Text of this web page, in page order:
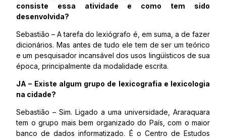
consiste essa atividade e como tem sido
desenvolvida?
Sebastião – A tarefa do lexiógrafo é, em suma, a de fazer
dicionários. Mas antes de tudo ele tem de ser um teórico
e um pesquisador incansável dos usos lingüísticos de sua
época, principalmente da modalidade escrita.
JA – Existe algum grupo de lexicografia e lexicologia
na cidade?
Sebastião – Sim. Ligado a uma universidade, Araraquara
tem o grupo mais bem organizado do País, com o maior
banco de dados informatizado. É o Centro de Estudos